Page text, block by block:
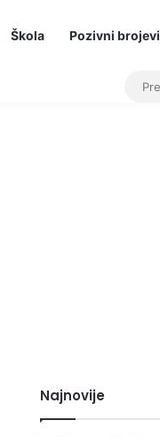
Škola Pozivni brojevi
Najnovije